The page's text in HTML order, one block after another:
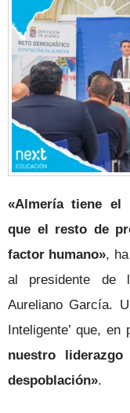
«Almería tiene el
que el resto de
factor humano»,
al presidente de
Aureliano García.
Inteligente’ que,
nuestro
despoblación».